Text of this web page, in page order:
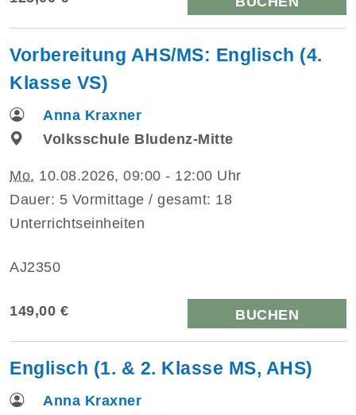
Vorbereitung AHS/MS: Englisch (4.
Klasse VS)
Anna Kraxner
Volksschule Bludenz-Mitte
Mo. 10.08.2026, 09:00 - 12:00 Uhr
Dauer: 5 Vormittage / gesamt: 18
Unterrichtseinheiten
AJ2350
149,00 € BUCHEN
Englisch (1. & 2. Klasse MS, AHS)
Anna Kraxner